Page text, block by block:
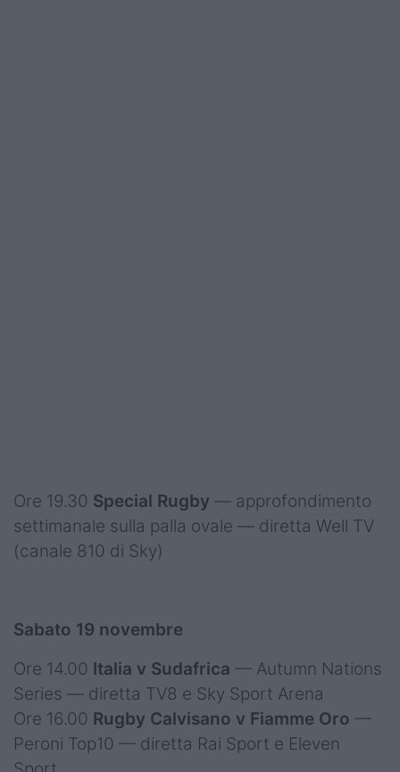
Ore 19.30 Special Rugby — approfondimento
settimanale sulla palla ovale — diretta Well TV
(canale 810 di Sky)
Sabato 19 novembre
Ore 14.00 Italia v Sudafrica — Autumn Nations
Series — diretta TV8 e Sky Sport Arena
Ore 16.00 Rugby Calvisano v Fiamme Oro —
Peroni Top10 — diretta Rai Sport e Eleven